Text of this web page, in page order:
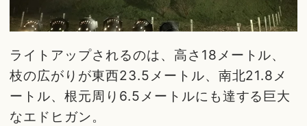
ライトアップされるのは、高さ18メートル、
枝の広がりが東西23.5メートル、南北21.8メ
ートル、根元周り6.5メートルにも達する巨大
なエドヒガン。